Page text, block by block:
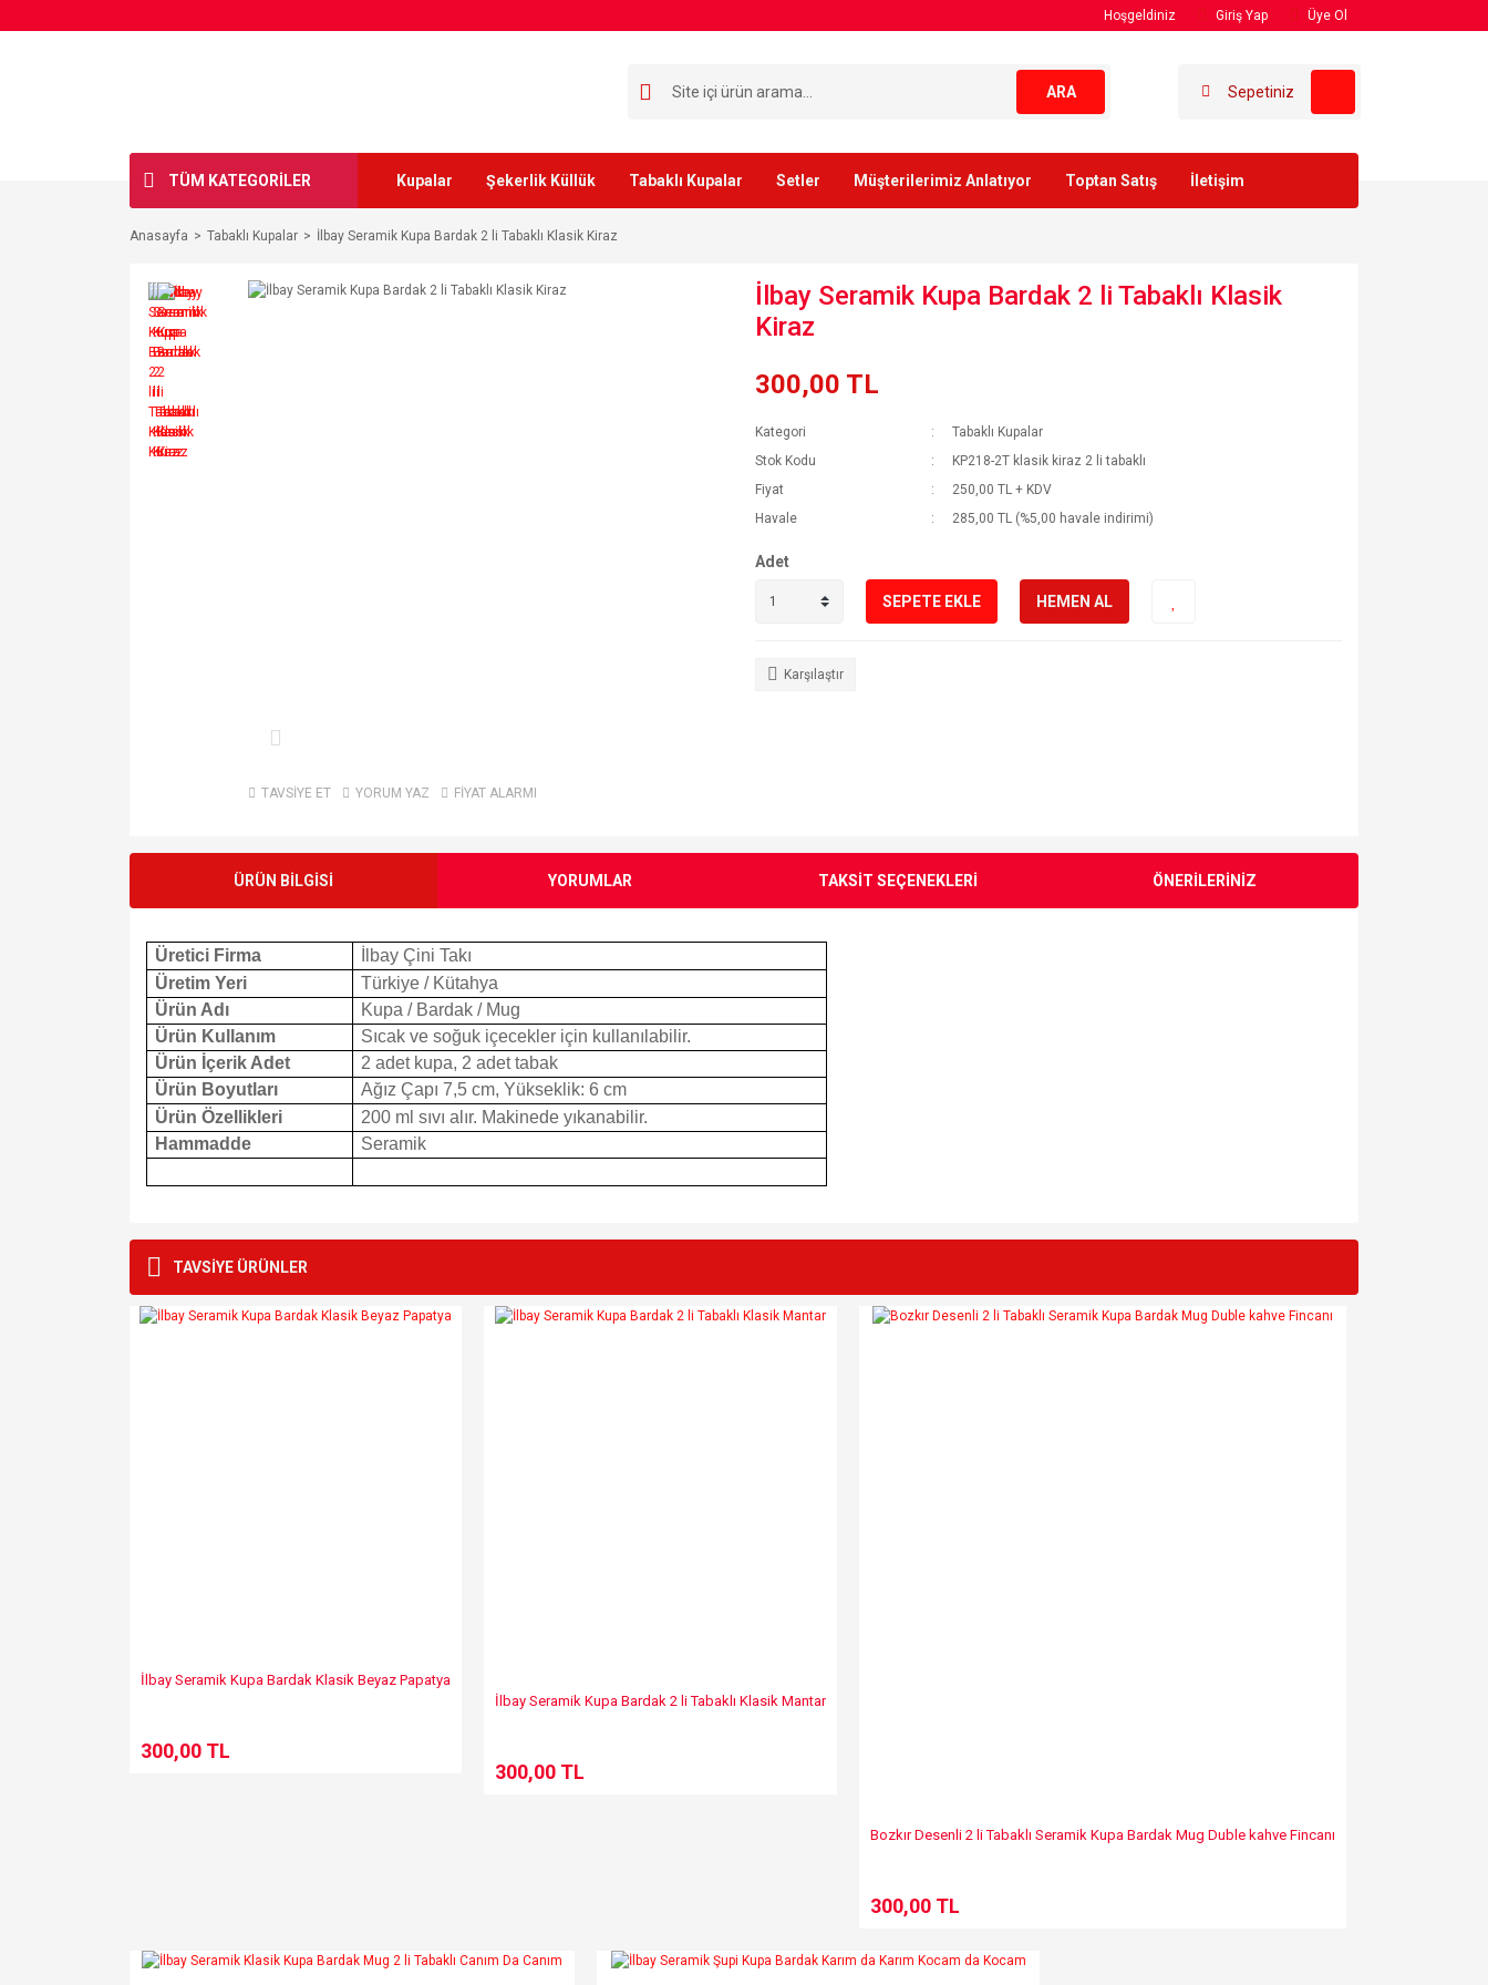
Hoşgeldiniz Giriş Yap Üye Ol
ARA Sepetiniz
TÜM KATEGORİLER Kupalar Şekerlik Küllük Tabaklı Kupalar Setler Müşterilerimiz Anlatıyor Toptan Satış İletişim
Anasayfa Tabaklı Kupalar İlbay Seramik Kupa Bardak 2 li Tabaklı Klasik Kiraz
TAVSİYE ET YORUM YAZ FİYAT ALARMI
İlbay Seramik Kupa Bardak 2 li Tabaklı Klasik
Kiraz
300,00 TL
Kategori
Tabaklı Kupalar
Stok Kodu
KP218-2T klasik kiraz 2 li tabaklı
Fiyat
250,00 TL + KDV
Havale
285,00 TL (%5,00 havale indirimi)
Adet
SEPETE EKLE HEMEN AL
Karşılaştır
ÜRÜN BİLGİSİ YORUMLAR TAKSİT SEÇENEKLERİ ÖNERİLERİNİZ
Üretici Firma
İlbay Çini Takı
Üretim Yeri
Türkiye / Kütahya
Ürün Adı
Kupa / Bardak / Mug
Ürün Kullanım
Sıcak ve soğuk içecekler için kullanılabilir.
Ürün İçerik Adet
2 adet kupa, 2 adet tabak
Ürün Boyutları
Ağız Çapı 7,5 cm, Yükseklik: 6 cm
Ürün Özellikleri
200 ml sıvı alır. Makinede yıkanabilir.
Hammadde
Seramik
Ürün resmi kalitesiz, bozuk veya görüntülenemiyor.
TAVSİYE ÜRÜNLER
İlbay Seramik Kupa Bardak Klasik Beyaz Papatya
300,00 TL
İlbay Seramik Kupa Bardak 2 li Tabaklı Klasik Mantar
300,00 TL
Bozkır Desenli 2 li Tabaklı Seramik Kupa Bardak Mug Duble kahve Fincanı
300,00 TL